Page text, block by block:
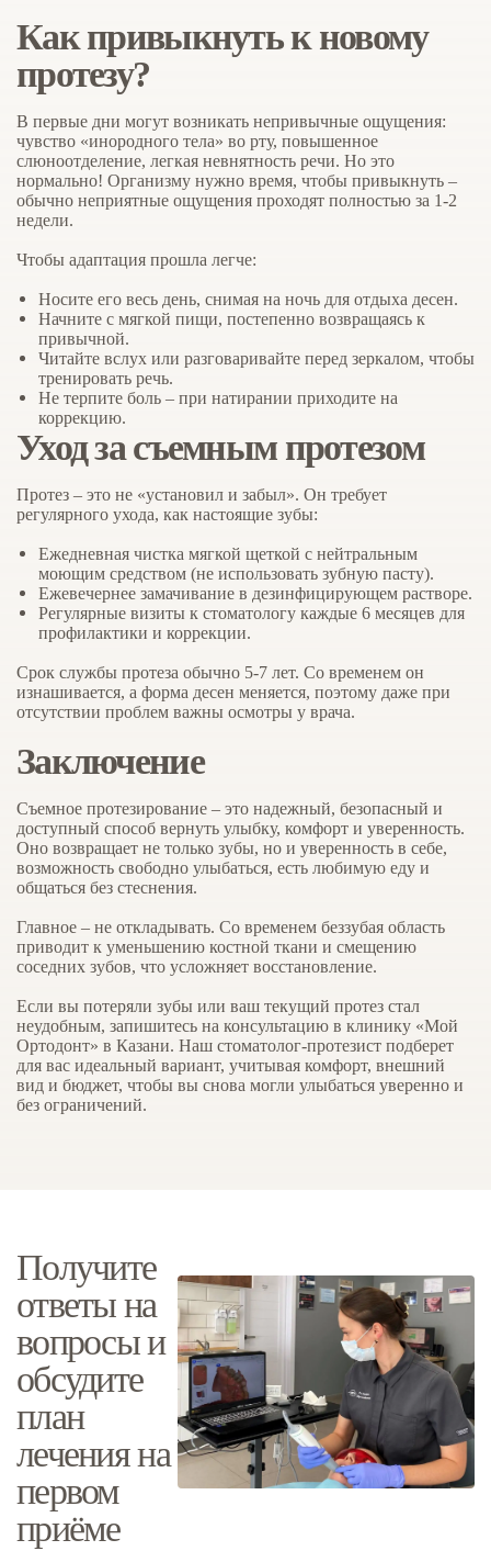
Как привыкнуть к новому
протезу?
В первые дни могут возникать непривычные ощущения:
чувство «инородного тела» во рту, повышенное
слюноотделение, легкая невнятность речи. Но это
нормально! Организму нужно время, чтобы привыкнуть –
обычно неприятные ощущения проходят полностью за 1-2
недели.
Чтобы адаптация прошла легче:
Носите его весь день, снимая на ночь для отдыха десен.
Начните с мягкой пищи, постепенно возвращаясь к
привычной.
Читайте вслух или разговаривайте перед зеркалом, чтобы
тренировать речь.
Не терпите боль – при натирании приходите на
коррекцию.
Уход за съемным протезом
Протез – это не «установил и забыл». Он требует
регулярного ухода, как настоящие зубы:
Ежедневная чистка мягкой щеткой с нейтральным
моющим средством (не использовать зубную пасту).
Ежевечернее замачивание в дезинфицирующем растворе.
Регулярные визиты к стоматологу каждые 6 месяцев для
профилактики и коррекции.
Срок службы протеза обычно 5-7 лет. Со временем он
изнашивается, а форма десен меняется, поэтому даже при
отсутствии проблем важны осмотры у врача.
Заключение
Съемное протезирование – это надежный, безопасный и
доступный способ вернуть улыбку, комфорт и уверенность.
Оно возвращает не только зубы, но и уверенность в себе,
возможность свободно улыбаться, есть любимую еду и
общаться без стеснения.
Главное – не откладывать. Со временем беззубая область
приводит к уменьшению костной ткани и смещению
соседних зубов, что усложняет восстановление.
Если вы потеряли зубы или ваш текущий протез стал
неудобным, запишитесь на консультацию в клинику «Мой
Ортодонт» в Казани. Наш стоматолог-протезист подберет
для вас идеальный вариант, учитывая комфорт, внешний
вид и бюджет, чтобы вы снова могли улыбаться уверенно и
без ограничений.
Получите
ответы на
вопросы и
обсудите
план
лечения на
первом
приёме